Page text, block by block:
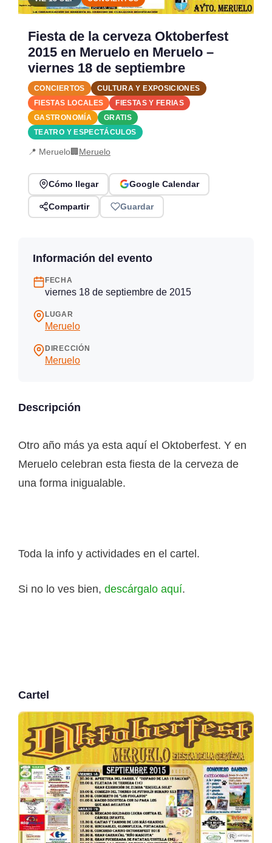
Fiesta de la cerveza Oktoberfest
2015 en Meruelo en Meruelo –
viernes 18 de septiembre
CONCIERTOS
CULTURA Y EXPOSICIONES
FIESTAS LOCALES
FIESTAS Y FERIAS
GASTRONOMÍA
GRATIS
TEATRO Y ESPECTÁCULOS
📍 Meruelo🏢 Meruelo
Cómo llegar Google Calendar
Compartir Guardar
Información del evento
FECHA
viernes 18 de septiembre de 2015
LUGAR
Meruelo
DIRECCIÓN
Meruelo
Descripción
Otro año más ya esta aquí el Oktoberfest. Y en
Meruelo celebran esta fiesta de la cerveza de
una forma inigualable.
Toda la info y actividades en el cartel.
Si no lo ves bien, descárgalo aquí.
Cartel